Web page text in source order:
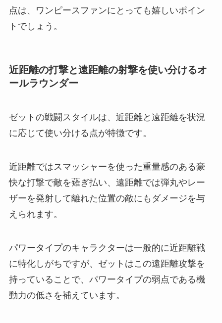
点は、ワンピースファンにとっても嬉しいポイン
トでしょう。
近距離の打撃と遠距離の射撃を使い分けるオ
ールラウンダー
ゼットの戦闘スタイルは、近距離と遠距離を状況
に応じて使い分ける点が特徴です。
近距離ではスマッシャーを使った重量感のある豪
快な打撃で敵を薙ぎ払い、遠距離では弾丸やレー
ザーを発射して離れた位置の敵にもダメージを与
えられます。
パワータイプのキャラクターは一般的に近距離戦
に特化しがちですが、ゼットはこの遠距離攻撃を
持っていることで、パワータイプの弱点である機
動力の低さを補えています。